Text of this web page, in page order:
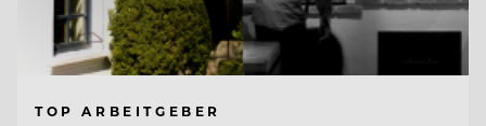
TOP ARBEITGEBER